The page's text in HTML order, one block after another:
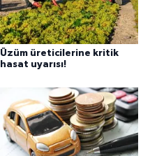
Üzüm üreticilerine kritik
hasat uyarısı!